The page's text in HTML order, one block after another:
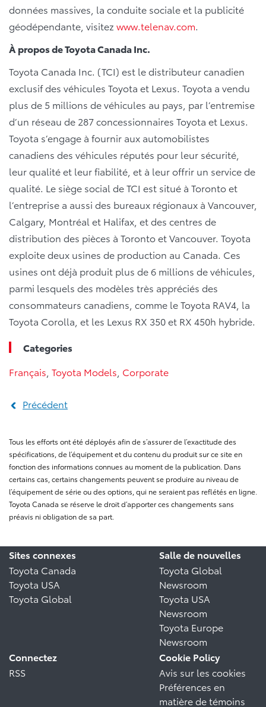
données massives, la conduite sociale et la publicité
géodépendante, visitez www.telenav.com
À propos de Toyota Canada Inc.
Toyota Canada Inc. (TCI) est le distributeur canadien
exclusif des véhicules Toyota et Lexus. Toyota a vendu
plus de 5 millions de véhicules au pays, par l’entremise
d’un réseau de 287 concessionnaires Toyota et Lexus.
Toyota s’engage à fournir aux automobilistes
canadiens des véhicules réputés pour leur sécurité,
leur qualité et leur fiabilité, et à leur offrir un service de
qualité. Le siège social de TCI est situé à Toronto et
l’entreprise a aussi des bureaux régionaux à Vancouver,
Calgary, Montréal et Halifax, et des centres de
distribution des pièces à Toronto et Vancouver. Toyota
exploite deux usines de production au Canada. Ces
usines ont déjà produit plus de 6 millions de véhicules,
parmi lesquels des modèles très appréciés des
consommateurs canadiens, comme le Toyota RAV4, la
Toyota Corolla, et les Lexus RX 350 et RX 450h hybride.
Categories
Français Toyota Models Corporate
Précédent
Tous les efforts ont été déployés afin de s’assurer de l’exactitude des
spécifications, de l’équipement et du contenu du produit sur ce site en
fonction des informations connues au moment de la publication. Dans
certains cas, certains changements peuvent se produire au niveau de
l’équipement de série ou des options, qui ne seraient pas reflétés en ligne.
Toyota Canada se réserve le droit d’apporter ces changements sans
préavis ni obligation de sa part.
Sites connexes
Toyota Canada
Toyota USA
Toyota Global
Salle de nouvelles
Toyota Global
Newsroom
Toyota USA
Newsroom
Toyota Europe
Newsroom
Connectez
RSS
Cookie Policy
Avis sur les cookies
Préférences en
matière de témoins